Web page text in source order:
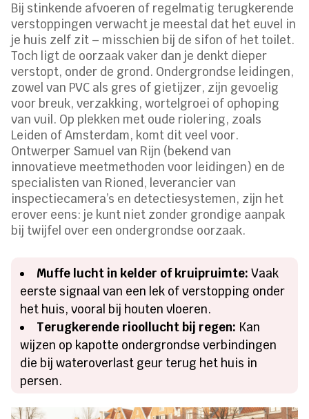
Bij stinkende afvoeren of regelmatig terugkerende
verstoppingen verwacht je meestal dat het euvel in
je huis zelf zit – misschien bij de sifon of het toilet.
Toch ligt de oorzaak vaker dan je denkt dieper
verstopt, onder de grond. Ondergrondse leidingen,
zowel van PVC als gres of gietijzer, zijn gevoelig
voor breuk, verzakking, wortelgroei of ophoping
van vuil. Op plekken met oude riolering, zoals
Leiden of Amsterdam, komt dit veel voor.
Ontwerper Samuel van Rijn (bekend van
innovatieve meetmethoden voor leidingen) en de
specialisten van Rioned, leverancier van
inspectiecamera’s en detectiesystemen, zijn het
erover eens: je kunt niet zonder grondige aanpak
bij twijfel over een ondergrondse oorzaak.
Muffe lucht in kelder of kruipruimte: Vaak
eerste signaal van een lek of verstopping onder
het huis, vooral bij houten vloeren.
Terugkerende rioollucht bij regen: Kan
wijzen op kapotte ondergrondse verbindingen
die bij wateroverlast geur terug het huis in
persen.